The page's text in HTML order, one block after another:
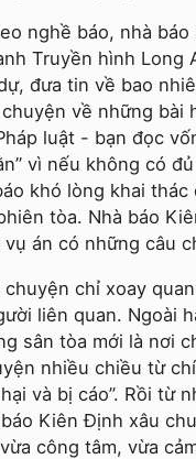
nghề báo, nhà
Truyền hình Long
đưa tin về bao
về những bài
luật - bạn đọc
vì nếu không có
khó lòng khai thác
tòa. Nhà báo
vụ án có những câu
chỉ xoay
liên quan. Ngoài
sân tòa mới là nơi
nhiều chiều từ
và bị cáo”. Rồi từ
Kiên Định xâu
công tâm, vừa